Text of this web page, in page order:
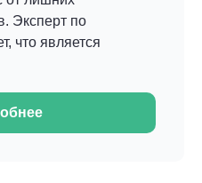
Эксперт по
что является